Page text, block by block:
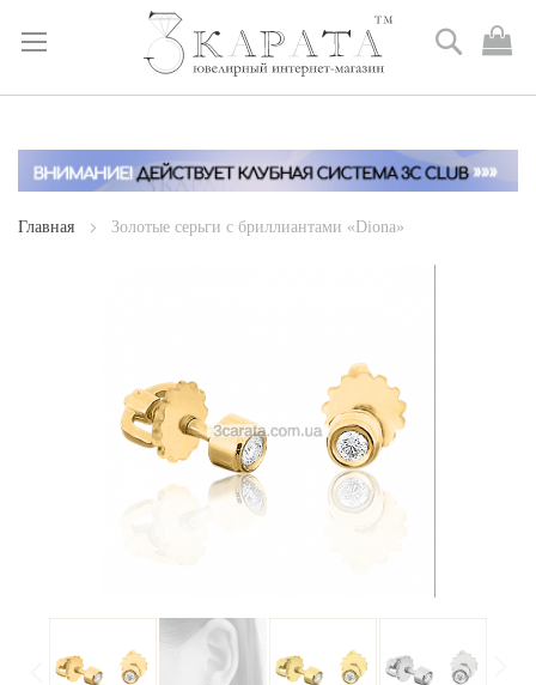
Skip
Content
Поиск
Главная Золотые серьги с бриллиантами «Diona»